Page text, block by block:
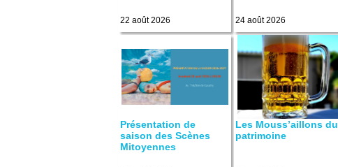
22 août 2026 24 août 2026
Présentation de
saison des Scènes
Mitoyennes
Les Mouss’aillons du
patrimoine